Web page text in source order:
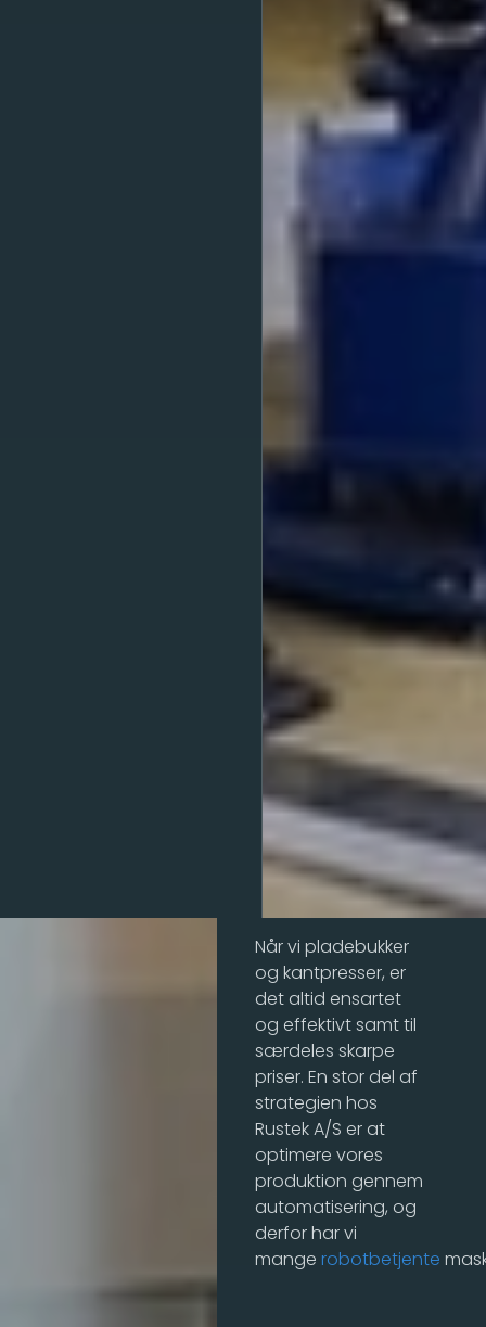
Når vi pladebukker
og kantpresser, er
det altid ensartet
og effektivt samt til
særdeles skarpe
priser. En stor del af
strategien hos
Rustek A/S er at
optimere vores
produktion gennem
automatisering, og
derfor har vi
mange robotbetjente